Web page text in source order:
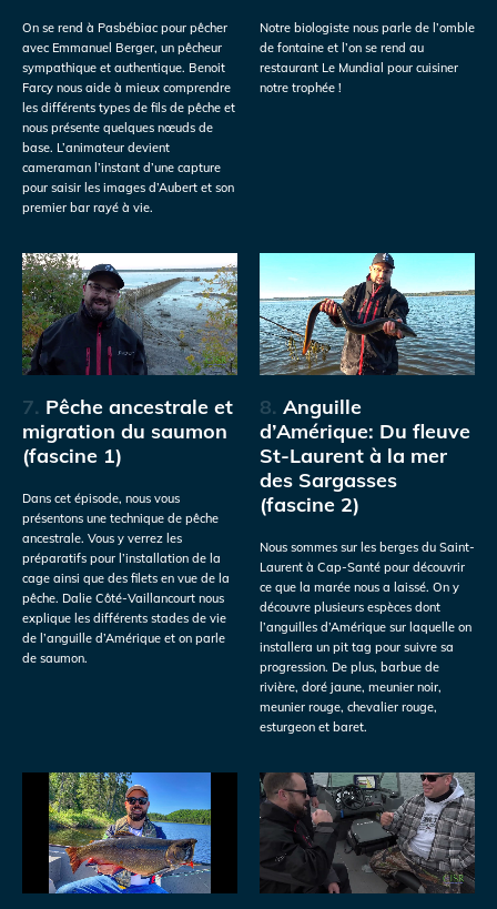
On se rend à Pasbébiac pour pêcher
avec Emmanuel Berger, un pêcheur
sympathique et authentique. Benoit
Farcy nous aide à mieux comprendre
les différents types de fils de pêche et
nous présente quelques nœuds de
base. L’animateur devient
cameraman l’instant d’une capture
pour saisir les images d’Aubert et son
premier bar rayé à vie.
Notre biologiste nous parle de l’omble
de fontaine et l’on se rend au
restaurant Le Mundial pour cuisiner
notre trophée !
7. Pêche ancestrale et
migration du saumon
(fascine 1)
Dans cet épisode, nous vous
présentons une technique de pêche
ancestrale. Vous y verrez les
préparatifs pour l’installation de la
cage ainsi que des filets en vue de la
pêche. Dalie Côté-Vaillancourt nous
explique les différents stades de vie
de l’anguille d’Amérique et on parle
de saumon.
8. Anguille
d’Amérique: Du fleuve
St-Laurent à la mer
des Sargasses
(fascine 2)
Nous sommes sur les berges du Saint-
Laurent à Cap-Santé pour découvrir
ce que la marée nous a laissé. On y
découvre plusieurs espèces dont
l’anguilles d’Amérique sur laquelle on
installera un pit tag pour suivre sa
progression. De plus, barbue de
rivière, doré jaune, meunier noir,
meunier rouge, chevalier rouge,
esturgeon et baret.